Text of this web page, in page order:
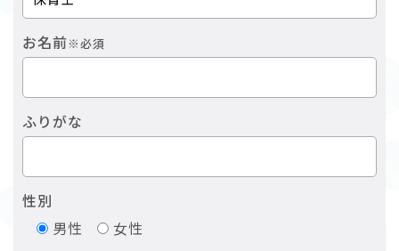
お名前※必須
ふりがな
性別
男性
女性